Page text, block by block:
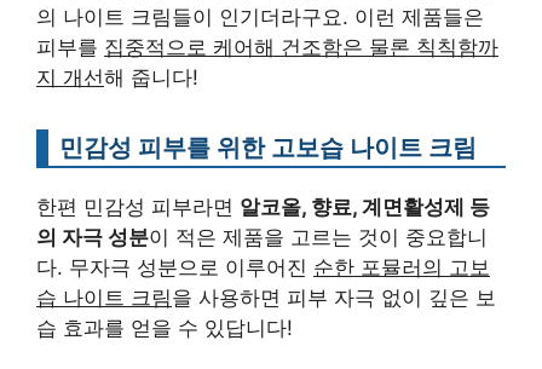
의 나이트 크림들이 인기더라구요. 이런 제품들은
피부를 집중적으로 케어해 건조함은 물론 칙칙함까
지 개선해 줍니다!
민감성 피부를 위한 고보습 나이트 크림
한편 민감성 피부라면 알코올, 향료, 계면활성제 등
의 자극 성분이 적은 제품을 고르는 것이 중요합니
다. 무자극 성분으로 이루어진 순한 포뮬러의 고보
습 나이트 크림을 사용하면 피부 자극 없이 깊은 보
습 효과를 얻을 수 있답니다!